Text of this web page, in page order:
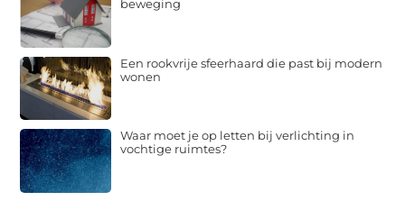
beweging
Een rookvrije sfeerhaard die past bij modern
wonen
Waar moet je op letten bij verlichting in
vochtige ruimtes?